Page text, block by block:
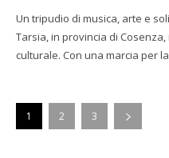
Un tripudio di musica, arte e
Tarsia, in provincia di
culturale. Con una
1 2 3